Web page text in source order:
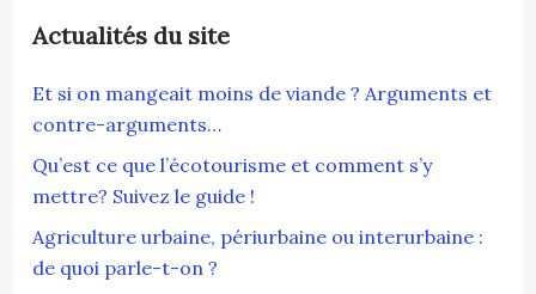
Actualités du site
Et si on mangeait moins de viande ? Arguments et
contre-arguments…
Qu’est ce que l’écotourisme et comment s’y
mettre? Suivez le guide !
Agriculture urbaine, périurbaine ou interurbaine :
de quoi parle-t-on ?